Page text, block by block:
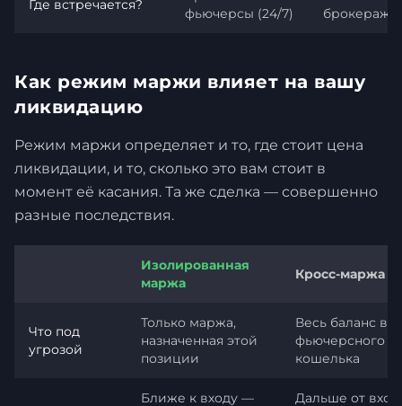
Где встречается?
фьючерсы (24/7)
брокераж
Как режим маржи влияет на вашу
ликвидацию
Режим маржи определяет и то, где стоит цена
ликвидации, и то, сколько это вам стоит в
момент её касания. Та же сделка — совершенно
разные последствия.
Изолированная
маржа
Кросс-маржа
Что под
угрозой
Только маржа,
назначенная этой
позиции
Весь баланс
фьючерсного
кошелька
Ближе к входу —
Дальше от